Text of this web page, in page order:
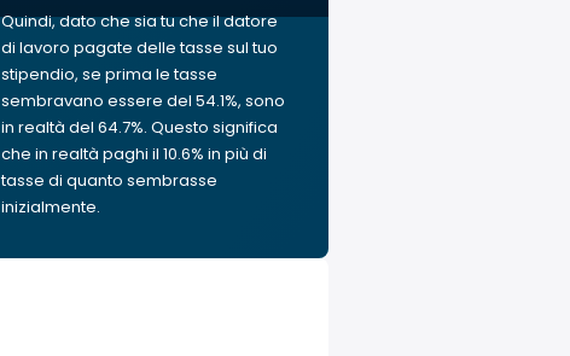
Quindi, dato che sia tu che il datore
di lavoro pagate delle tasse sul tuo
stipendio, se prima le tasse
sembravano essere del 54.1%, sono
in realtà del 64.7%. Questo significa
che in realtà paghi il 10.6% in più di
tasse di quanto sembrasse
inizialmente.